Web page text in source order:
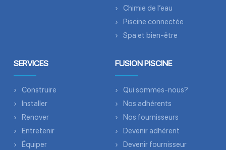
Chimie de l’eau
Piscine connectée
Spa et bien-être
SERVICES
Construire
Installer
Renover
Entretenir
Équiper
FUSION PISCINE
Qui sommes-nous?
Nos adhérents
Nos fournisseurs
Devenir adhérent
Devenir fournisseur